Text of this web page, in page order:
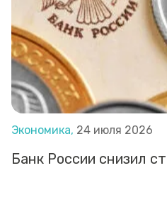
Экономика, 24 июля 2026
Банк России снизил